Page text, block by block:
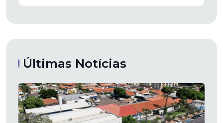
Últimas Notícias